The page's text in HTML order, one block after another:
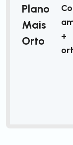
Plano
Mais
Orto
+